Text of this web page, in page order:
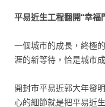
平易近生工程翻開“幸福
一個城市的成長，終極
涯的新等待，恰是城市
開封市平易近郭大年發明
心的細節就是把平易近